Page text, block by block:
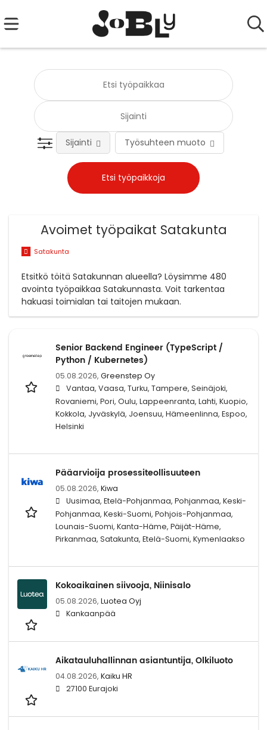
Työsuhteen muoto
Sijainti
Avoimet työpaikat Satakunta
Satakunta
Etsitkö töitä Satakunnan alueella? Löysimme 480
avointa työpaikkaa Satakunnasta. Voit tarkentaa
hakuasi toimialan tai taitojen mukaan.
Senior Backend Engineer (TypeScript /
Python / Kubernetes)
05.08.2026, Greenstep Oy
Vantaa, Vaasa, Turku, Tampere, Seinäjoki,
Rovaniemi, Pori, Oulu, Lappeenranta, Lahti, Kuopio,
Kokkola, Jyväskylä, Joensuu, Hämeenlinna, Espoo,
Helsinki
Pääarvioija prosessiteollisuuteen
05.08.2026, Kiwa
Uusimaa, Etelä-Pohjanmaa, Pohjanmaa, Keski-
Pohjanmaa, Keski-Suomi, Pohjois-Pohjanmaa,
Lounais-Suomi, Kanta-Häme, Päijät-Häme,
Pirkanmaa, Satakunta, Etelä-Suomi, Kymenlaakso
Kokoaikainen siivooja, Niinisalo
05.08.2026, Luotea Oyj
Kankaanpää
Aikatauluhallinnan asiantuntija, Olkiluoto
04.08.2026, Kaiku HR
27100 Eurajoki